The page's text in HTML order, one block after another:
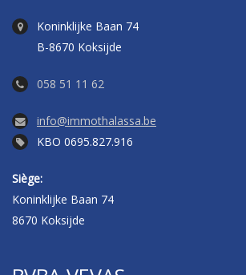
Koninklijke Baan 74
B-8670 Koksijde
058 51 11 62
info@immothalassa.be
KBO 0695.827.916
Siège:
Koninklijke Baan 74
8670 Koksijde